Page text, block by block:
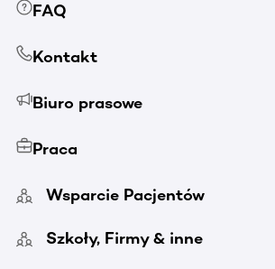
FAQ
Kontakt
Biuro prasowe
Praca
Wsparcie Pacjentów
Szkoły, Firmy & inne